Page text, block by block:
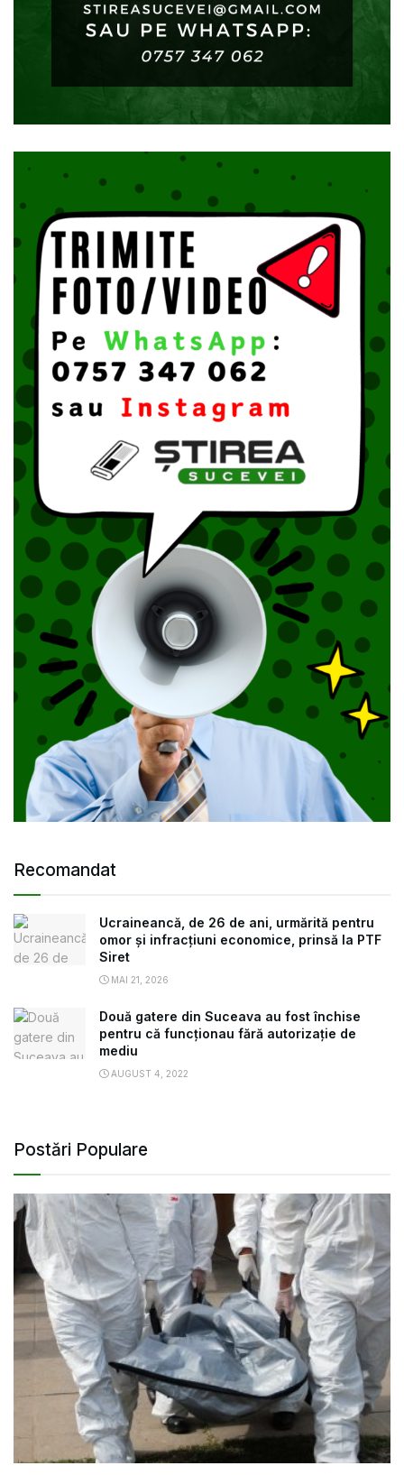
Recomandat
Ucraineancă, de 26 de ani, urmărită pentru
omor și infracțiuni economice, prinsă la PTF
Siret
MAI 21, 2026
Două gatere din Suceava au fost închise
pentru că funcționau fără autorizație de
mediu
AUGUST 4, 2022
Postări Populare